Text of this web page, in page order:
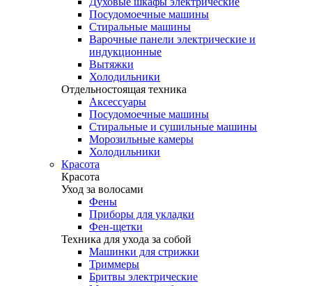
Посудомоечные машины
Стиральные машины
Варочные панели электрические и
индукционные
Вытяжки
Холодильники
Отдельностоящая техника
Аксессуары
Посудомоечные машины
Стиральные и сушильные машины
Морозильные камеры
Холодильники
Красота
Красота
Уход за волосами
Фены
Приборы для укладки
Фен-щетки
Техника для ухода за собой
Машинки для стрижки
Триммеры
Бритвы электрические